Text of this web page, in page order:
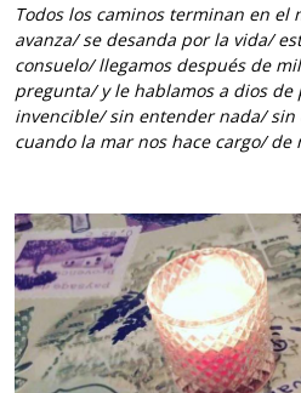
Todos los caminos terminan en el
avanza/ se desanda por la vida/
consuelo/ llegamos después de
pregunta/ y le hablamos a dios de
invencible/ sin entender nada/
cuando la mar nos hace cargo/